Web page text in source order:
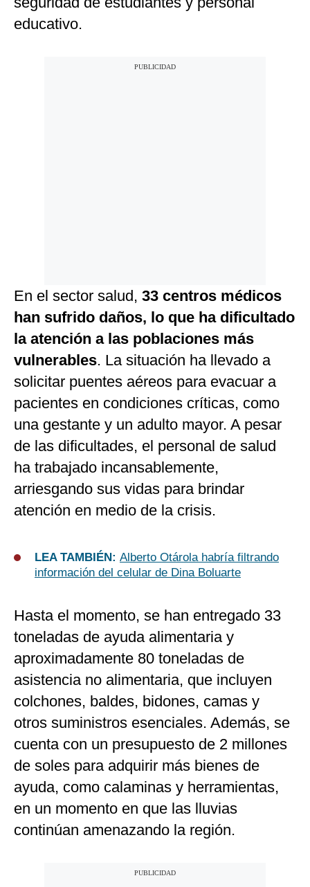
educativo.
En el sector salud, 33 centros médicos
han sufrido daños, lo que ha dificultado
la atención a las poblaciones más
vulnerables. La situación ha llevado a
solicitar puentes aéreos para evacuar a
pacientes en condiciones críticas, como
una gestante y un adulto mayor. A pesar
de las dificultades, el personal de salud
ha trabajado incansablemente,
arriesgando sus vidas para brindar
atención en medio de la crisis.
LEA TAMBIÉN: Alberto Otárola habría filtrando
información del celular de Dina Boluarte
Hasta el momento, se han entregado 33
toneladas de ayuda alimentaria y
aproximadamente 80 toneladas de
asistencia no alimentaria, que incluyen
colchones, baldes, bidones, camas y
otros suministros esenciales. Además, se
cuenta con un presupuesto de 2 millones
de soles para adquirir más bienes de
ayuda, como calaminas y herramientas,
en un momento en que las lluvias
continúan amenazando la región.